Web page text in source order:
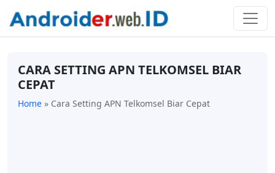
CARA SETTING APN TELKOMSEL BIAR
CEPAT
Home » Cara Setting APN Telkomsel Biar Cepat